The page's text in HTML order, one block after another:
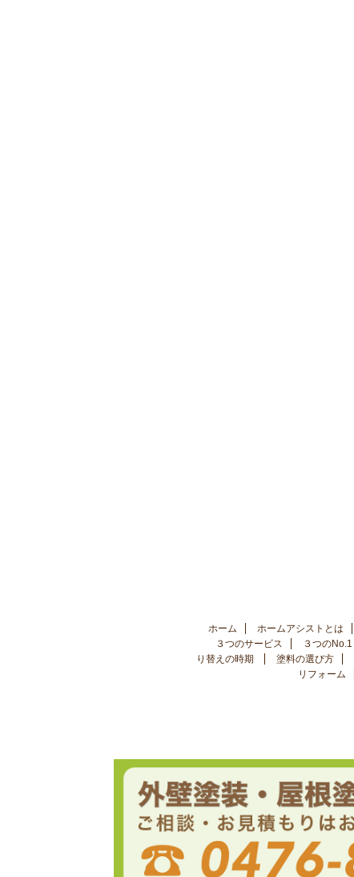
ホーム ホームアシストとは
３つのサービス
３つのNo.1
り替えの時期
塗料の選び方
リフォーム